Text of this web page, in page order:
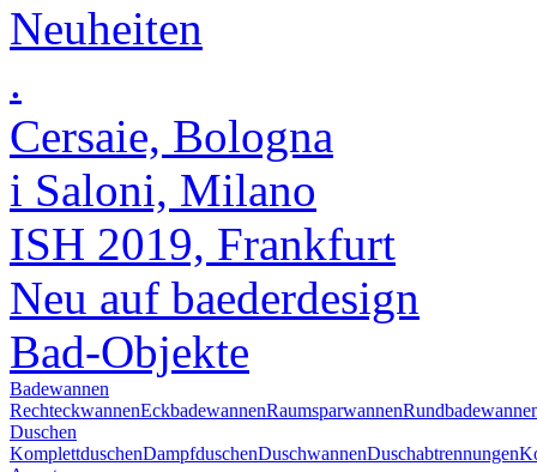
Neuheiten
.
Cersaie, Bologna
i Saloni, Milano
ISH 2019, Frankfurt
Neu auf baederdesign
Bad-Objekte
Badewannen
RechteckwannenEckbadewannenRaumsparwannen
Duschen
KomplettduschenDampfduschenDuschwannenDuschabtrennungen